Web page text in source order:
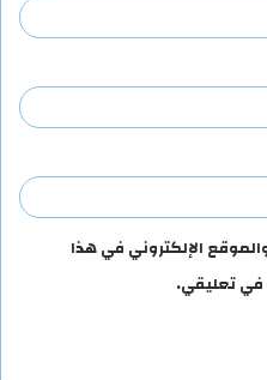
الإلكتروني في هذا
في تعليقي.